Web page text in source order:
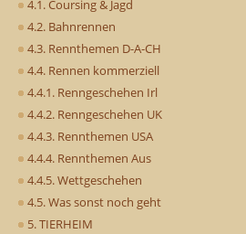
4.1. Coursing & Jagd
4.2. Bahnrennen
4.3. Rennthemen D-A-CH
4.4. Rennen kommerziell
4.4.1. Renngeschehen Irl
4.4.2. Renngeschehen UK
4.4.3. Rennthemen USA
4.4.4. Rennthemen Aus
4.4.5. Wettgeschehen
4.5. Was sonst noch geht
5. TIERHEIM